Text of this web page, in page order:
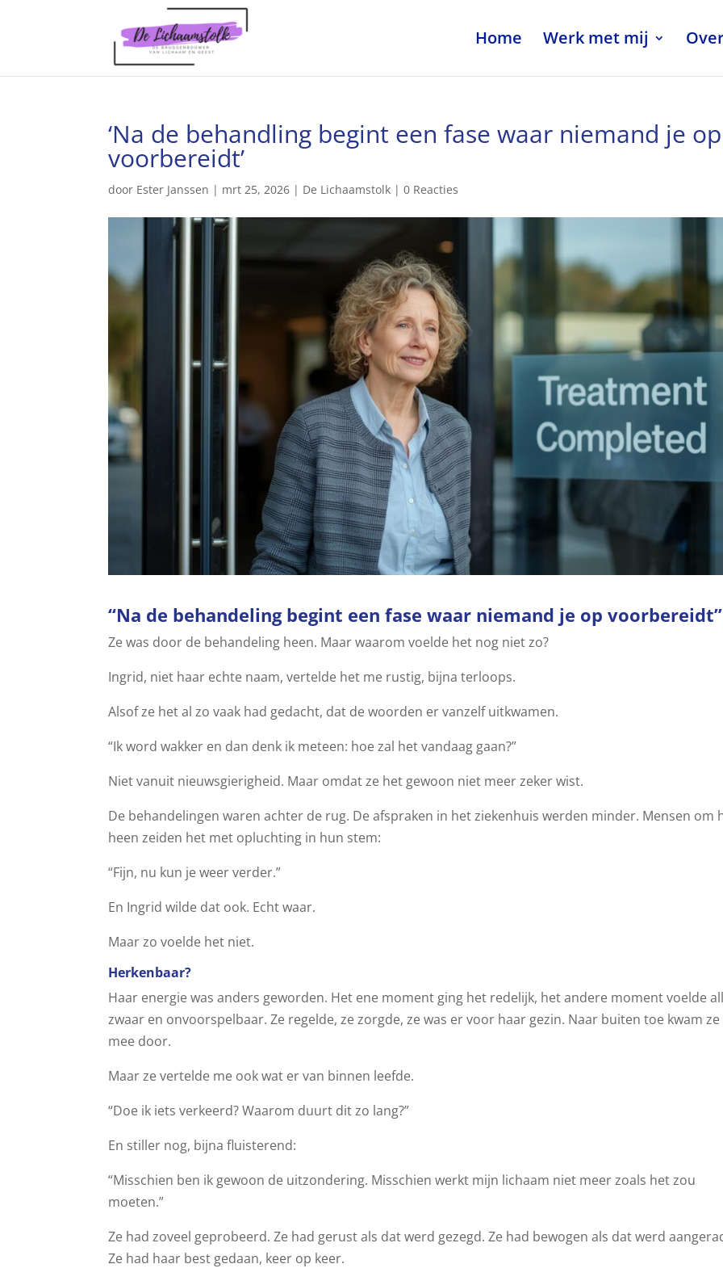
Home Werk met mij
‘Na de behandling begint een fase waar niemand je op
voorbereidt’
door Ester Janssen | mrt 25, 2026 | De Lichaamstolk |0 Reacties
“Na de behandeling begint een fase waar niemand je op voorbereidt”
Ze was door de behandeling heen. Maar waarom voelde het nog niet zo?
Ingrid, niet haar echte naam, vertelde het me rustig, bijna terloops.
Alsof ze het al zo vaak had gedacht, dat de woorden er vanzelf uitkwamen.
“Ik word wakker en dan denk ik meteen: hoe zal het vandaag gaan?”
Niet vanuit nieuwsgierigheid. Maar omdat ze het gewoon niet meer zeker wist.
De behandelingen waren achter de rug. De afspraken in het ziekenhuis werden minder. Mensen om
heen zeiden het met opluchting in hun stem:
“Fijn, nu kun je weer verder.”
En Ingrid wilde dat ook. Echt waar.
Maar zo voelde het niet.
Herkenbaar?
Haar energie was anders geworden. Het ene moment ging het redelijk, het andere moment voelde
zwaar en onvoorspelbaar. Ze regelde, ze zorgde, ze was er voor haar gezin. Naar buiten toe kwam
mee door.
Maar ze vertelde me ook wat er van binnen leefde.
“Doe ik iets verkeerd? Waarom duurt dit zo lang?”
En stiller nog, bijna fluisterend:
“Misschien ben ik gewoon de uitzondering. Misschien werkt mijn lichaam niet meer zoals het zou
moeten.”
Ze had zoveel geprobeerd. Ze had gerust als dat werd gezegd. Ze had bewogen als dat werd
Ze had haar best gedaan, keer op keer.